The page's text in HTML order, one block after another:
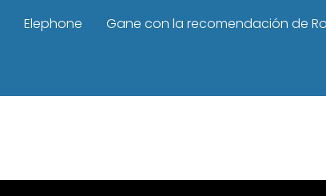
Elephone Gane con la recomendación de